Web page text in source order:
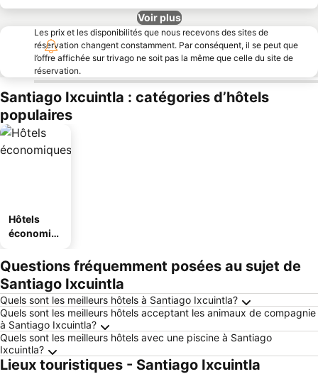
Voir plus
Les prix et les disponibilités que nous recevons des sites de
réservation changent constamment. Par conséquent, il se peut que
l’offre affichée sur trivago ne soit pas la même que celle du site de
réservation.
Santiago Ixcuintla : catégories d’hôtels
populaires
Hôtels
économiq
Questions fréquemment posées au sujet de
Santiago Ixcuintla
Quels sont les meilleurs hôtels à Santiago Ixcuintla?
Quels sont les meilleurs hôtels acceptant les animaux de compagnie
à Santiago Ixcuintla?
Quels sont les meilleurs hôtels avec une piscine à Santiago
Ixcuintla?
Lieux touristiques - Santiago Ixcuintla